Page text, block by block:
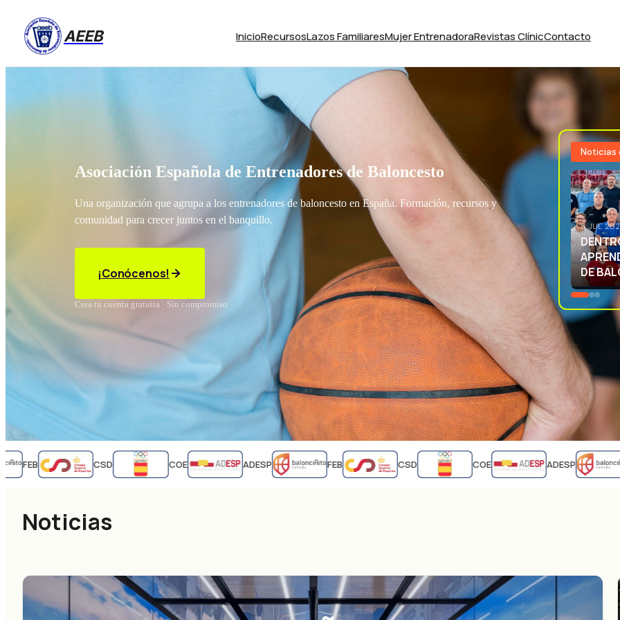
AEEB InicioRecursosLazos FamiliaresMujer EntrenadoraRevistas ClínicContacto
Asociación Española de Entrenadores de Baloncesto
Una organización que agrupa a los entrenadores de baloncesto en España. Formación, recursos y
comunidad para crecer juntos en el banquillo.
¡Conócenos!
Crea tu cuenta gratuita · Sin compromiso
Noticias
3 JUL
LA
FEB CSD COE ADESP FEB CSD COE ADESP
Noticias